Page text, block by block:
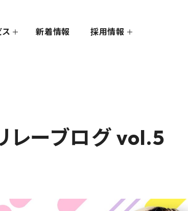
ス 新着情報 採用情報
レーブログ vol.5